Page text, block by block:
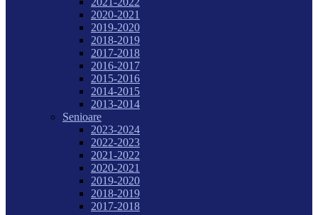
2020-2021
2019-2020
2018-2019
2017-2018
2016-2017
2015-2016
2014-2015
2013-2014
Senioare
2023-2024
2022-2023
2021-2022
2020-2021
2019-2020
2018-2019
2017-2018